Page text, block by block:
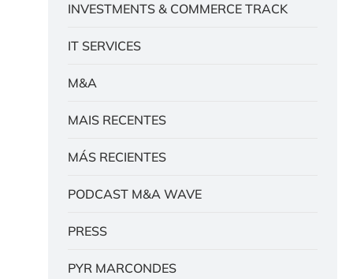
INVESTMENTS & COMMERCE TRACK
IT SERVICES
M&A
MAIS RECENTES
MÁS RECIENTES
PODCAST M&A WAVE
PRESS
PYR MARCONDES